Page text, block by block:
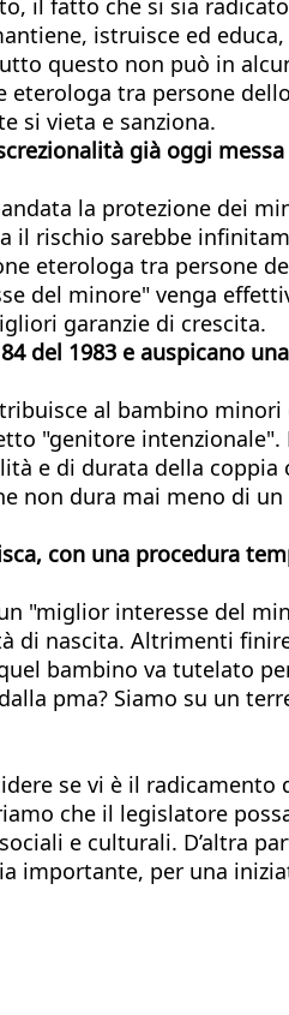
il fatto che si sia
istruisce ed
questo non può in
tra persone
si vieta e sanziona.
già oggi
la protezione dei
il rischio sarebbe
eterologa tra persone
del minore" venga
garanzie di crescita.
del 1983 e auspicano
al bambino
"genitore intenzionale".
e di durata della
non dura mai meno di
con una procedura
"miglior interesse del
di nascita. Altrimenti
bambino va tutelato
pma? Siamo su un
se vi è il
che il legislatore
e culturali. D’altra
importante, per una